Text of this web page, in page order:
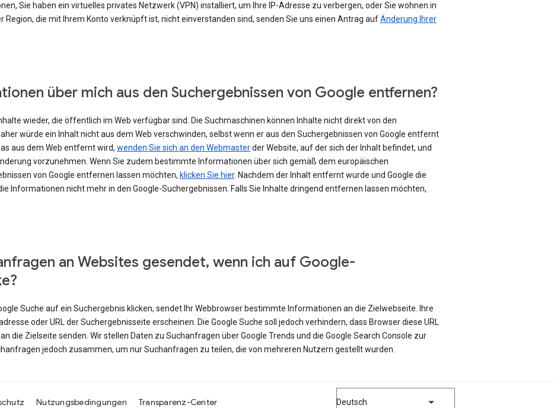
Sie haben ein virtuelles privates Netzwerk (VPN) installiert, um Ihre IP-Adresse zu verbergen, oder Sie wohnen in
Region, die mit Ihrem Konto verknüpft ist, nicht einverstanden sind, senden Sie uns einen Antrag aufÄnderung Ihrer
über mich aus den Suchergebnissen von Google entfernen?
wieder, die öffentlich im Web verfügbar sind. Die Suchmaschinen können Inhalte nicht direkt von den
würde ein Inhalt nicht aus dem Web verschwinden, selbst wenn er aus den Suchergebnissen von Google entfernt
aus dem Web entfernt wird, wenden Sie sich an den Webmasterder Website, auf der sich der Inhalt befindet, und
vorzunehmen. Wenn Sie zudem bestimmte Informationen über sich gemäß dem europäischen
von Google entfernen lassen möchten, klicken Sie hier. Nachdem der Inhalt entfernt wurde und Google die
Informationen nicht mehr in den Google-Suchergebnissen. Falls Sie Inhalte dringend entfernen lassen möchten,
an Websites gesendet, wenn ich auf Google-
Suche auf ein Suchergebnis klicken, sendet Ihr Webbrowser bestimmte Informationen an die Zielwebseite. Ihre
oder URL der Suchergebnisseite erscheinen. Die Google Suche soll jedoch verhindern, dass Browser diese URL
die Zielseite senden. Wir stellen Daten zu Suchanfragen über Google Trends und die Google Search Console zur
jedoch zusammen, um nur Suchanfragen zu teilen, die von mehreren Nutzern gestellt wurden.
Nutzungsbedingungen Transparenz-Center Deutsch